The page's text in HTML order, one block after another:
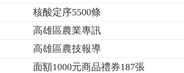
核酸定序5500條
高雄區農業專訊
高雄區農技報導
面額1000元商品禮券187張